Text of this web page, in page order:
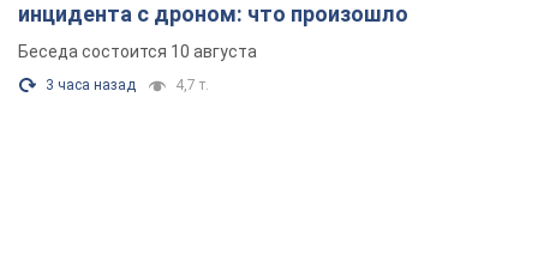
инцидента с дроном: что произошло
Беседа состоится 10 августа
3 часа назад 4,7 т.